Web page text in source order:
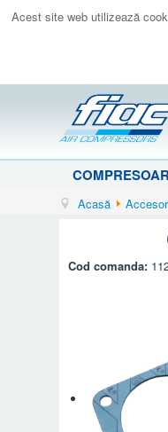
Acest site web utilizează
Acasă
Cod comanda: